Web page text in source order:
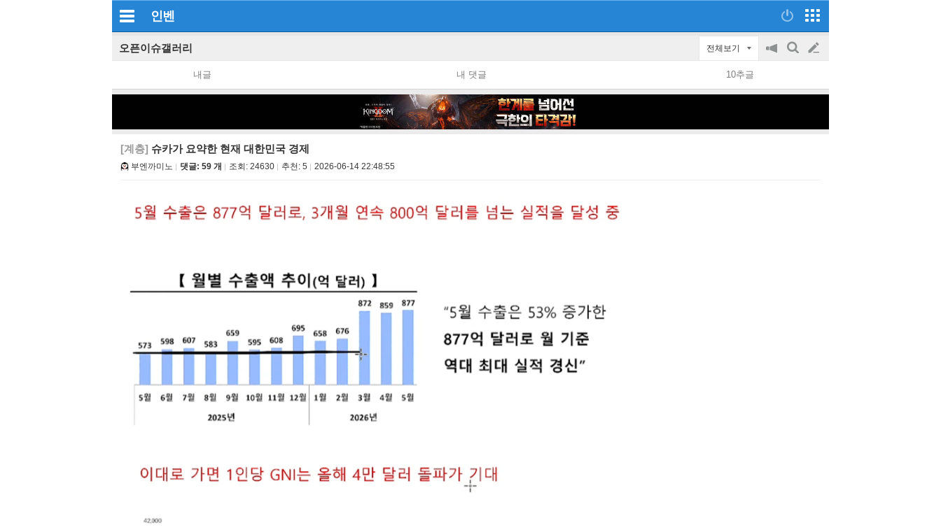
인벤
오픈이슈갤러리 전체보기
공
on/off
검
글
쓰
내글 내 댓글 10추글
[계층] 슈카가 요약한 현재 대한민국 경제
부엔까미노 댓글: 59 개 조회: 24630 추천: 5 2026-06-14 22:48:55